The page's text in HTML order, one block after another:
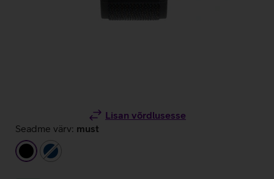
Lisan võrdlusesse
Seadme värv: must
musttumesinine